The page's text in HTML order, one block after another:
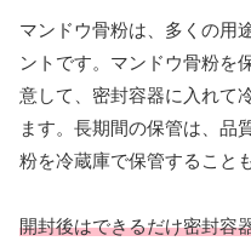
マンドウ骨粉は、多くの用
ントです。マンドウ骨粉を
意して、密封容器に入れて
ます。長期間の保管は、品
粉を冷蔵庫で保管すること
開封後はできるだけ密封容